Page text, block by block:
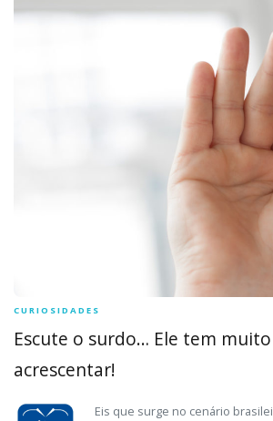
CURIOSIDADES
Escute o surdo… Ele tem
acrescentar!
Eis que surge no cenário